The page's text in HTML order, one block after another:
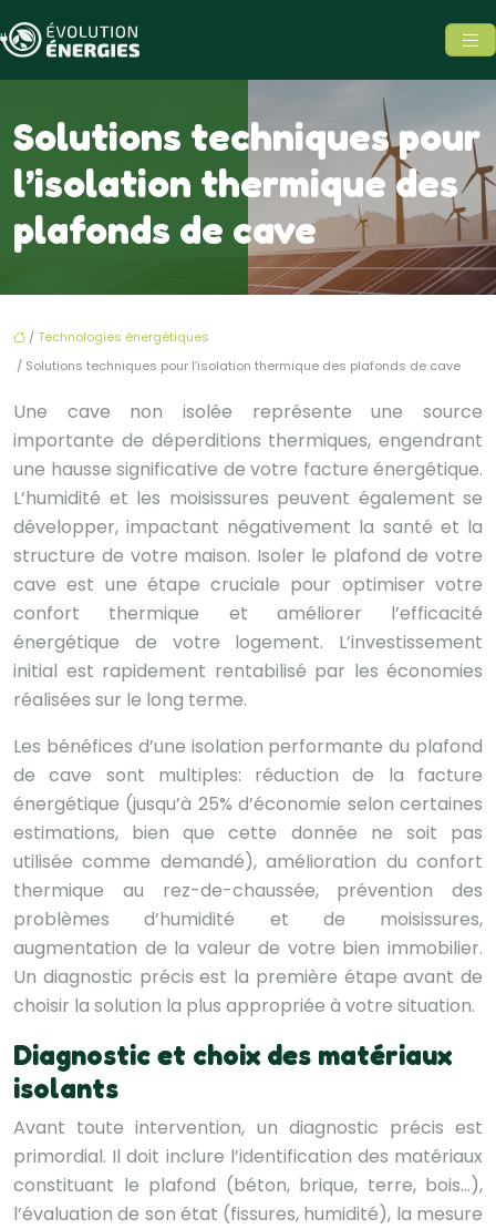
Solutions techniques pour
l’isolation thermique des
plafonds de cave
/Technologies énergétiques
/ Solutions techniques pour l’isolation thermique des plafonds de cave
Une cave non isolée représente une source
importante de déperditions thermiques, engendrant
une hausse significative de votre facture énergétique.
L’humidité et les moisissures peuvent également se
développer, impactant négativement la santé et la
structure de votre maison. Isoler le plafond de votre
cave est une étape cruciale pour optimiser votre
confort thermique et améliorer l’efficacité
énergétique de votre logement. L’investissement
initial est rapidement rentabilisé par les économies
réalisées sur le long terme.
Les bénéfices d’une isolation performante du plafond
de cave sont multiples: réduction de la facture
énergétique (jusqu’à 25% d’économie selon certaines
estimations, bien que cette donnée ne soit pas
utilisée comme demandé), amélioration du confort
thermique au rez-de-chaussée, prévention des
problèmes d’humidité et de moisissures,
augmentation de la valeur de votre bien immobilier.
Un diagnostic précis est la première étape avant de
choisir la solution la plus appropriée à votre situation.
Diagnostic et choix des matériaux
isolants
Avant toute intervention, un diagnostic précis est
primordial. Il doit inclure l’identification des matériaux
constituant le plafond (béton, brique, terre, bois…),
l’évaluation de son état (fissures, humidité), la mesure